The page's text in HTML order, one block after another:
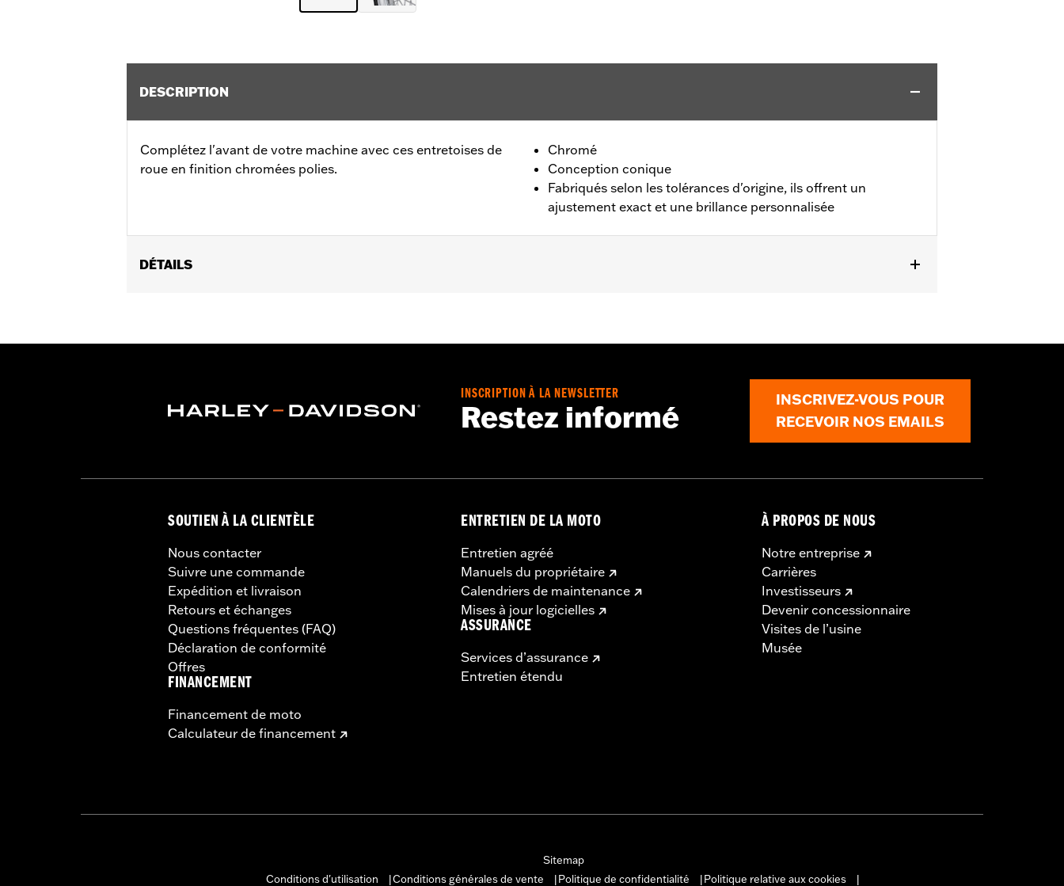
DESCRIPTION
Complétez l'avant de votre machine avec ces entretoises de
roue en finition chromées polies.
Chromé
Conception conique
Fabriqués selon les tolérances d'origine, ils offrent un
ajustement exact et une brillance personnalisée
DÉTAILS
Vendu à l'unité:Paire
INSCRIPTION À LA NEWSLETTER
Restez informé
INSCRIVEZ-VOUS POUR
RECEVOIR NOS EMAILS
SOUTIEN À LA CLIENTÈLE
Nous contacter
Suivre une commande
Expédition et livraison
Retours et échanges
Questions fréquentes (FAQ)
Déclaration de conformité
Offres
FINANCEMENT
Financement de moto
Calculateur de financement
ENTRETIEN DE LA MOTO
Entretien agréé
Manuels du propriétaire
Calendriers de maintenance
Mises à jour logicielles
ASSURANCE
Services d’assurance
Entretien étendu
À PROPOS DE NOUS
Notre entreprise
Carrières
Investisseurs
Devenir concessionnaire
Visites de l’usine
Musée
Sitemap
Conditions d'utilisation
Conditions générales de vente Politique de confidentialité Politique relative aux cookies